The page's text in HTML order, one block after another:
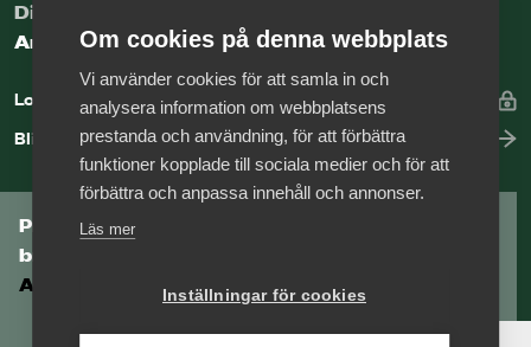
Digital kunskapsbank för arbetsgivare
Arbetsgivarguiden
Logga in
Bli medlem
Prenumerera på Tågföretagens
branschnyhetsbrev
Aktuell info direkt i din inkorg.
Om cookies på denna webbplats
Vi använder cookies för att samla in och
analysera information om webbplatsens
prestanda och användning, för att förbättra
funktioner kopplade till sociala medier och för att
förbättra och anpassa innehåll och annonser.
Läs mer
Inställningar för cookies